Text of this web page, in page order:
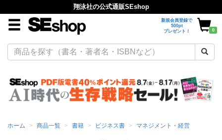
翔泳社の公式通販SEshop
新規会員登録で
500pt
プレゼント！
0
ホーム 商品一覧 書籍 ビジネス書 マネジメント・経営